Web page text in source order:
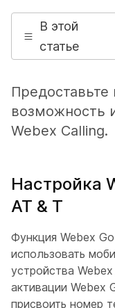
В этой
статье
Предоставьте
возможность
Webex Calling.
Настройка
AT & Т
Функция Webex
использовать
устройства
активации Webex
присвоить номер